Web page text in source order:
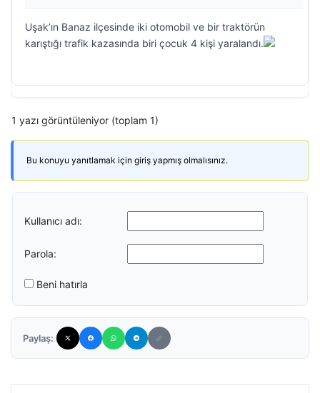
Uşak’ın Banaz ilçesinde iki otomobil ve bir traktörün
karıştığı trafik kazasında biri çocuk 4 kişi yaralandı.
1 yazı görüntüleniyor (toplam 1)
Bu konuyu yanıtlamak için giriş yapmış olmalısınız.
Kullanıcı adı:
Parola:
Beni hatırla
Paylaş: